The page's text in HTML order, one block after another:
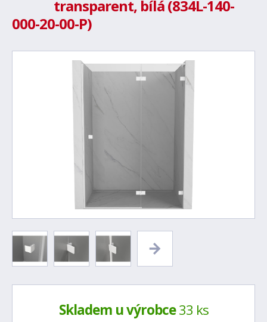
transparent, bílá (834L-140-
000-20-00-P)
Skladem u výrobce33 ks